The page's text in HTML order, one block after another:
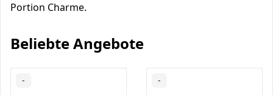
Portion Charme.
Beliebte Angebote
- -